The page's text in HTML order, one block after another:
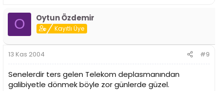
O Oytun Özdemir
Kayıtlı Üye
13 Kas 2004 #9
Senelerdir ters gelen Telekom deplasmanından
galibiyetle dönmek böyle zor günlerde güzel.